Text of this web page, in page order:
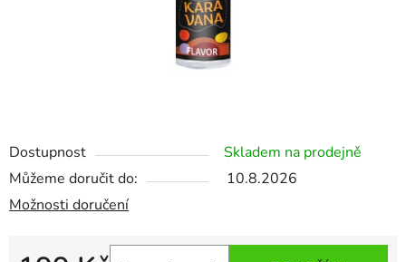
Dostupnost
Skladem na prodejně
Můžeme doručit do:
10.8.2026
Možnosti doručení